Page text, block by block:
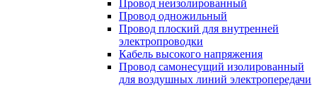
Провод неизолированный
Провод одножильный
Провод плоский для внутренней
электропроводки
Кабель высокого напряжения
Провод самонесущий изолированный
для воздушных линий электропередачи